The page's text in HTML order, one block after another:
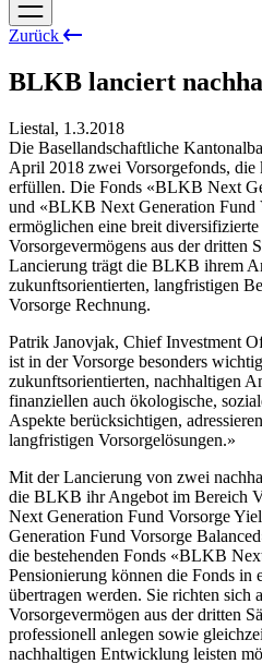
Zurück
BLKB lanciert
Liestal, 1.3.2018
Die Basellandschaftliche
April 2018 zwei Vorsorgefonds, die
erfüllen. Die Fonds «BLKB Next
und «BLKB Next Generation Fund
ermöglichen eine breit
Vorsorgevermögens aus der dritten
Lancierung trägt die BLKB ihrem
zukunftsorientierten, langfristigen
Vorsorge Rechnung.
Patrik Janovjak, Chief Investment
ist in der Vorsorge besonders
zukunftsorientierten, nachhaltigen
finanziellen auch ökologische,
Aspekte berücksichtigen,
langfristigen Vorsorgelösungen.»
Mit der Lancierung von zwei
die BLKB ihr Angebot im Bereich
Next Generation Fund Vorsorge
Generation Fund Vorsorge
die bestehenden Fonds «BLKB
Pensionierung können die Fonds
übertragen werden. Sie richten sich
Vorsorgevermögen aus der dritten
professionell anlegen sowie
nachhaltigen Entwicklung leisten